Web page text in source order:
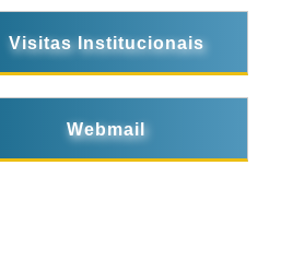
Visitas Institucionais
Webmail